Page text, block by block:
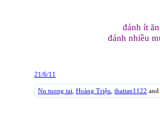
đánh ít
đánh nhiều
21/6/11
Nu tuong tai Hoàng Triệu thaitan1122 and